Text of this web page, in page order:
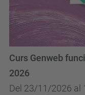
Del 23/11/2026 al
Curs Genweb
2026